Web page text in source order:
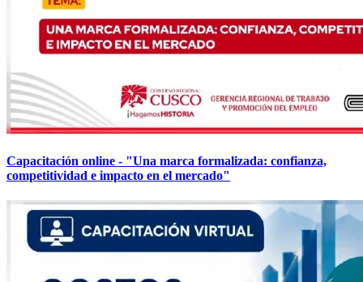
Capacitación online - "Una marca formalizada: confianza,
competitividad e impacto en el mercado"